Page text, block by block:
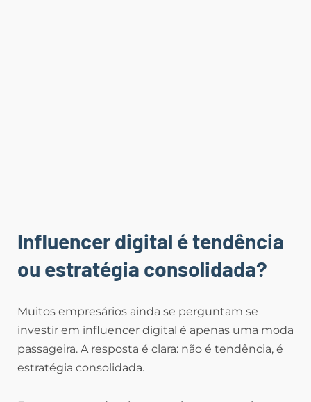
Influencer digital é tendência
ou estratégia consolidada?
Muitos empresários ainda se perguntam se
investir em influencer digital é apenas uma moda
passageira. A resposta é clara: não é tendência, é
estratégia consolidada.